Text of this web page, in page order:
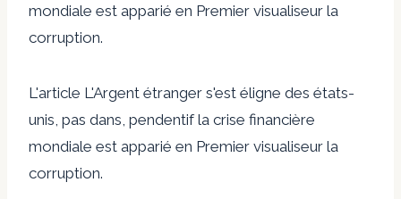
mondiale est apparié en Premier visualiseur la
corruption.
L'article L'Argent étranger s'est éligne des états-
unis, pas dans, pendentif la crise financière
mondiale est apparié en Premier visualiseur la
corruption.